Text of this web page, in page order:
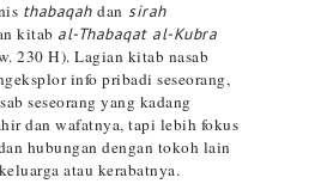
thabaqah dan sirah
kitab al-Thabaqat al-Kubra
230 H). Lagian kitab nasab
info pribadi seseorang,
seseorang yang kadang
dan wafatnya, tapi lebih fokus
hubungan dengan tokoh lain
atau kerabatnya.